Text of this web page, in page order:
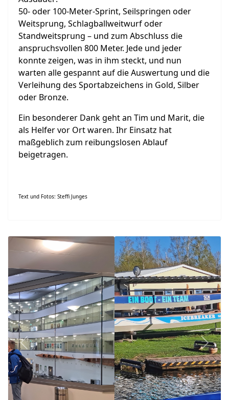
50‑ oder 100‑Meter‑Sprint, Seilspringen oder
Weitsprung, Schlagballweitwurf oder
Standweitsprung – und zum Abschluss die
anspruchsvollen 800 Meter. Jede und jeder
konnte zeigen, was in ihm steckt, und nun
warten alle gespannt auf die Auswertung und die
Verleihung des Sportabzeichens in Gold, Silber
oder Bronze.
Ein besonderer Dank geht an Tim und Marit, die
als Helfer vor Ort waren. Ihr Einsatz hat
maßgeblich zum reibungslosen Ablauf
beigetragen.
Text und Fotos: Steffi Junges
Previous Next